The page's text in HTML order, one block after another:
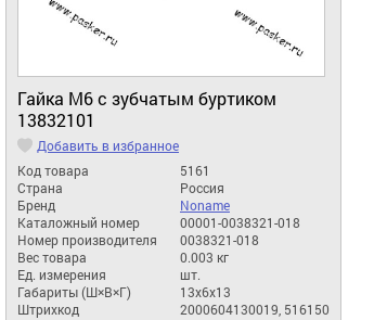
Гайка М6 с зубчатым буртиком
13832101
Добавить в избранное
Код товара
5161
Страна
Россия
Бренд
Noname
Каталожный номер
00001-0038321-018
Номер производителя
0038321-018
Вес товара
0.003 кг
Ед. измерения
шт.
Габариты (Ш×В×Г)
13x6x13
Штрихкод
2000604130019, 516150